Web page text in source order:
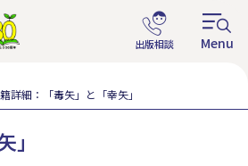
詳細：「毒矢」と「幸矢」
」